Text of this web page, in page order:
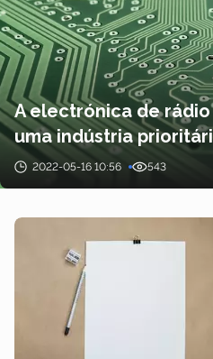
A electrónica de
uma indústria
2022-05-16 10:56 543